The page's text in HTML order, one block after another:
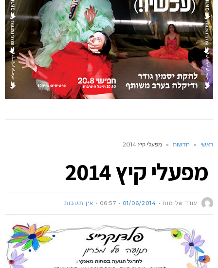
ראשי » חדשות » מפעלי קיץ 2014
מפעלי קיץ 2014
עודד שלומות 01/06/2014
06:57 אין תגובות